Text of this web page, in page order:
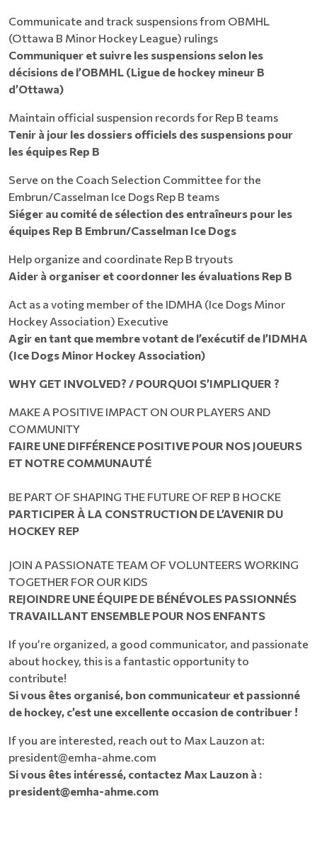
Communicate and track suspensions from OBMHL
(Ottawa B Minor Hockey League) rulings
Communiquer et suivre les suspensions selon les
décisions de l’OBMHL (Ligue de hockey mineur B
d’Ottawa)
Maintain official suspension records for Rep B teams
Tenir à jour les dossiers officiels des suspensions pour
les équipes Rep B
Serve on the Coach Selection Committee for the
Embrun/Casselman Ice Dogs Rep B teams
Siéger au comité de sélection des entraîneurs pour les
équipes Rep B Embrun/Casselman Ice Dogs
Help organize and coordinate Rep B tryouts
Aider à organiser et coordonner les évaluations Rep B
Act as a voting member of the IDMHA (Ice Dogs Minor
Hockey Association) Executive
Agir en tant que membre votant de l’exécutif de l’IDMHA
(Ice Dogs Minor Hockey Association)
WHY GET INVOLVED? / POURQUOI S’IMPLIQUER ?
MAKE A POSITIVE IMPACT ON OUR PLAYERS AND
COMMUNITY
FAIRE UNE DIFFÉRENCE POSITIVE POUR NOS JOUEURS
ET NOTRE COMMUNAUTÉ
BE PART OF SHAPING THE FUTURE OF REP B HOCKE
PARTICIPER À LA CONSTRUCTION DE L’AVENIR DU
HOCKEY REP
JOIN A PASSIONATE TEAM OF VOLUNTEERS WORKING
TOGETHER FOR OUR KIDS​​​​​​​​​​​​​​
REJOINDRE UNE ÉQUIPE DE BÉNÉVOLES PASSIONNÉS
TRAVAILLANT ENSEMBLE POUR NOS ENFANTS
If you’re organized, a good communicator, and passionate
about hockey, this is a fantastic opportunity to
contribute!
Si vous êtes organisé, bon communicateur et passionné
de hockey, c’est une excellente occasion de contribuer !
If you are interested, reach out to Max Lauzon at:
president@emha-ahme.com
Si vous êtes intéressé, contactez Max Lauzon à :
president@emha-ahme.com